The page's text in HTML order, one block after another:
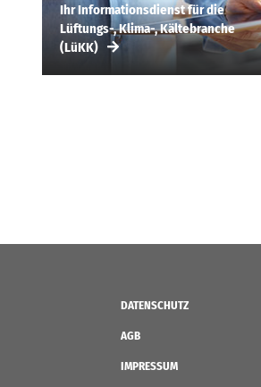
Ihr Informationsdienst für die
Lüftungs-, Klima-, Kältebranche
(LüKK)
DATENSCHUTZ
AGB
IMPRESSUM